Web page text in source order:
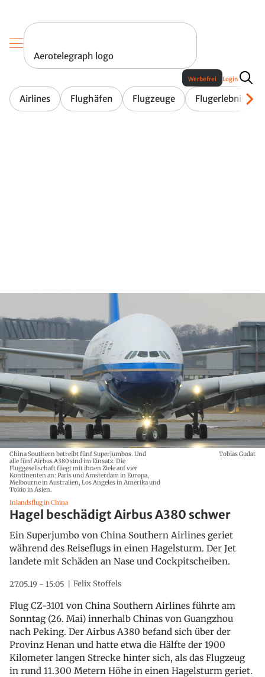
Aerotelegraph logo
Airlines Flughäfen Flugzeuge Flugerlebnis
Werbefrei Login
China Southern betreibt fünf Superjumbos. Und
alle fünf Airbus A380 sind im Einsatz. Die
Fluggesellschaft fliegt mit ihnen Ziele auf vier
Kontinenten an: Paris und Amsterdam in Europa,
Melbourne in Australien, Los Angeles in Amerika und
Tokio in Asien.
Tobias Gudat
Inlandsflug in China
Hagel beschädigt Airbus A380 schwer
Ein Superjumbo von China Southern Airlines geriet
während des Reiseflugs in einen Hagelsturm. Der Jet
landete mit Schäden an Nase und Cockpitscheiben.
27.05.19 - 15:05 Felix Stoffels
Flug CZ-3101 von China Southern Airlines führte am
Sonntag (26. Mai) innerhalb Chinas von Guangzhou
nach Peking. Der Airbus A380 befand sich über der
Provinz Henan und hatte etwa die Hälfte der 1900
Kilometer langen Strecke hinter sich, als das Flugzeug
in rund 11.300 Metern Höhe in einen Hagelsturm geriet.